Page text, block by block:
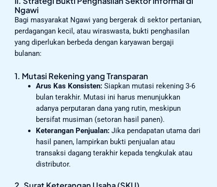
Ngawi
Bagi masyarakat Ngawi yang bergerak di sektor pertanian,
perdagangan kecil, atau wiraswasta, bukti penghasilan
yang diperlukan berbeda dengan karyawan bergaji
bulanan:
1. Mutasi Rekening yang Transparan
Arus Kas Konsisten:Siapkan mutasi rekening 3-6
bulan terakhir. Mutasi ini harus menunjukkan
adanya perputaran dana yang rutin, meskipun
bersifat musiman (setoran hasil panen).
Keterangan Penjualan:Jika pendapatan utama dari
hasil panen, lampirkan bukti penjualan atau
transaksi dagang terakhir kepada tengkulak atau
distributor.